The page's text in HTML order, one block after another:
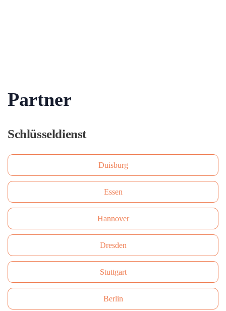
Partner
Schlüsseldienst
Duisburg
Essen
Hannover
Dresden
Stuttgart
Berlin